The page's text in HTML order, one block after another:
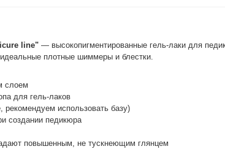
line" — высокопигментированные гель-лаки для
плотные шиммеры и блестки.
слоем
для гель-лаков
рекомендуем использовать базу)
создании педикюра
повышенным, не тускнеющим глянцем